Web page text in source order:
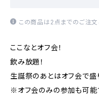
この商品は2点までのご注文
ここなとオフ会！
飲み放題！
生誕祭のあとはオフ会で盛
※オフ会のみの参加も可能